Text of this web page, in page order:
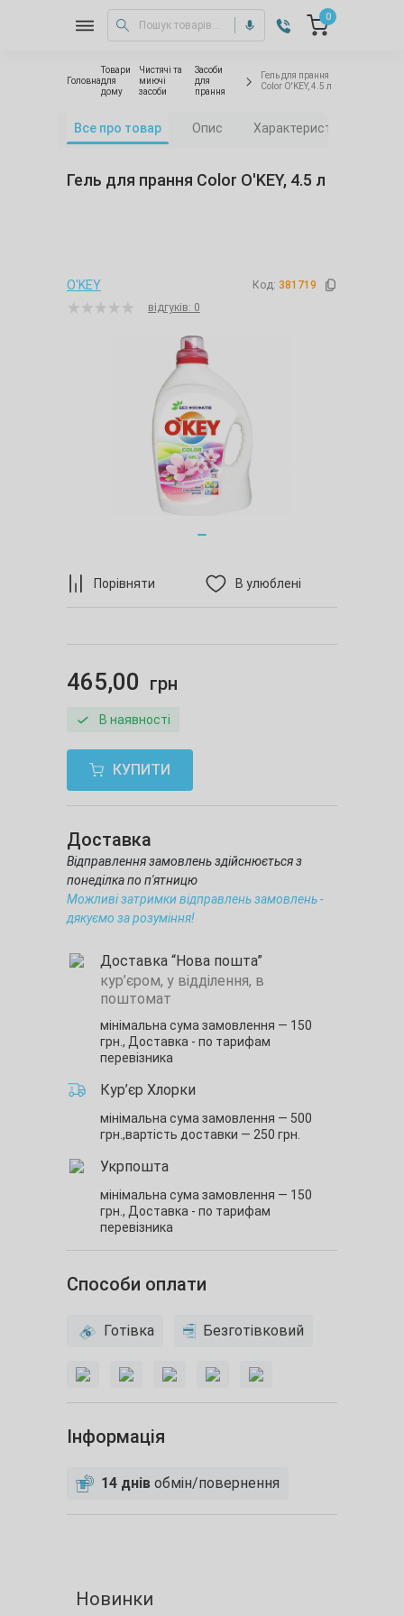
0
Головна
Товари
для
дому
Чистячі та
миючі
засоби
Засоби
для
прання
Гель для прання
Color O'KEY, 4.5 л
Все про товар Опис Характеристики
Порівняти В улюблені
Гель для прання Color O'KEY, 4.5 л
O'KEY Код: 381719
відгуків: 0
465,00 грн
В наявності
КУПИТИ
Доставка
Відправлення замовлень здійснюється з
понеділка по п'ятницю
Можливі затримки відправлень замовлень -
дякуємо за розуміння!
Доставка “Нова пошта”
кур’єром, у відділення, в
поштомат
мінімальна сума замовлення — 150
грн., Доставка - по тарифам
перевізника
Кур’єр Хлорки
мінімальна сума замовлення — 500
грн.,вартість доставки — 250 грн.
Укрпошта
мінімальна сума замовлення — 150
грн., Доставка - по тарифам
перевізника
Способи оплати
Готівка Безготівковий
Інформація
14 днів обмін/повернення
Новинки